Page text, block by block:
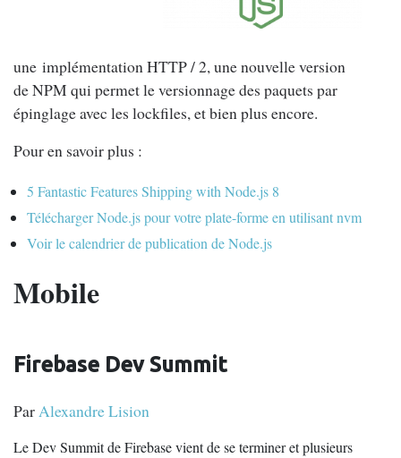
une implémentation HTTP / 2, une nouvelle version
de NPM qui permet le versionnage des paquets par
épinglage avec les lockfiles, et bien plus encore.
Pour en savoir plus :
5 Fantastic Features Shipping with Node.js 8
Télécharger Node.js pour votre plate-forme en utilisant nvm
Voir le calendrier de publication de Node.js
Mobile
Firebase Dev Summit
ParAlexandre Lision
Le Dev Summit de Firebase vient de se terminer et plusieurs